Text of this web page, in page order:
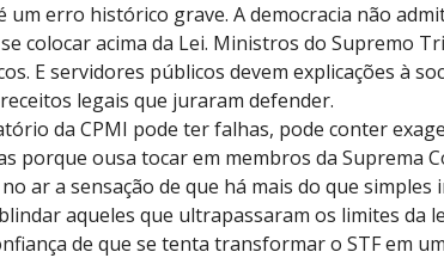
um erro histórico grave. A democracia não
colocar acima da Lei. Ministros do Supremo
E servidores públicos devem explicações à
legais que juraram defender.
da CPMI pode ter falhas, pode conter
porque ousa tocar em membros da Suprema
ar a sensação de que há mais do que
aqueles que ultrapassaram os limites da
de que se tenta transformar o STF em